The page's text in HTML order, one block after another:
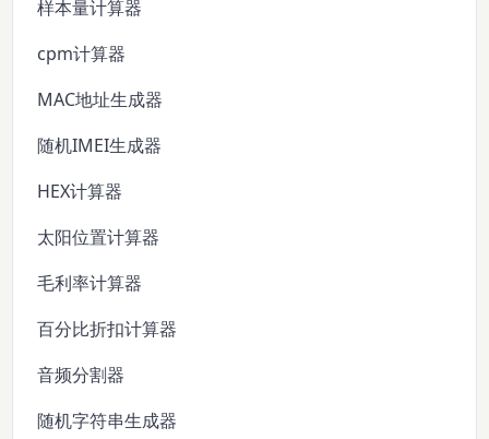
样本量计算器
cpm计算器
MAC地址生成器
随机IMEI生成器
HEX计算器
太阳位置计算器
毛利率计算器
百分比折扣计算器
音频分割器
随机字符串生成器